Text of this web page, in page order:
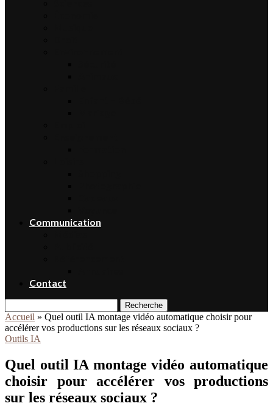
Communication
Contact
Recherche
Accueil » Quel outil IA montage vidéo automatique choisir pour
accélérer vos productions sur les réseaux sociaux ?
Outils IA
Quel outil IA montage vidéo automatique
choisir pour accélérer vos productions
sur les réseaux sociaux ?